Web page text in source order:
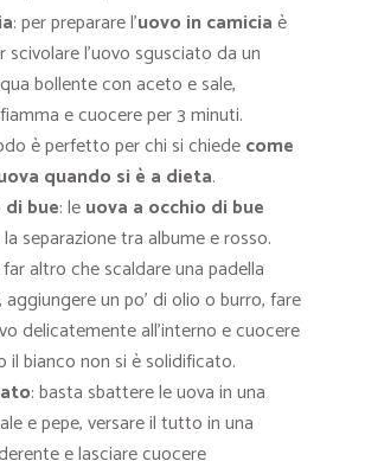
: per preparare l’uovo in camiciaè
l’uovo sgusciato da un
bollente con aceto e sale,
e cuocere per 3 minuti.
è perfetto per chi si chiedecome
quando si è a dieta.
bue: leuova a occhio di bue
separazione tra albume e rosso.
altro che scaldare una padella
un po’ di olio o burro, fare
delicatemente all’interno e cuocere
il bianco non si è solidificato.
: basta sbattere le uova in una
e pepe, versare il tutto in una
e lasciare cuocere